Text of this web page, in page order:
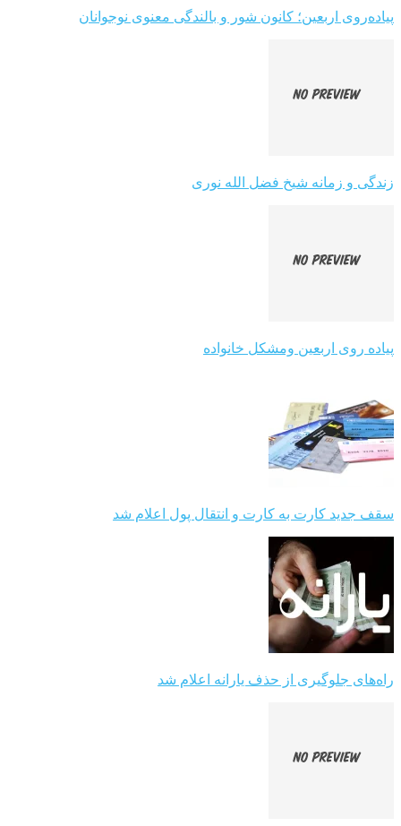
پیاده‌روی اربعین؛ کانون شور و بالندگی معنوی نوجوانان
زندگی و زمانه شیخ فضل الله نوری
پیاده روی اربعین ومشکل خانواده
سقف جدید کارت به کارت و انتقال پول اعلام شد
راه‌های جلوگیری از حذف یارانه اعلام شد